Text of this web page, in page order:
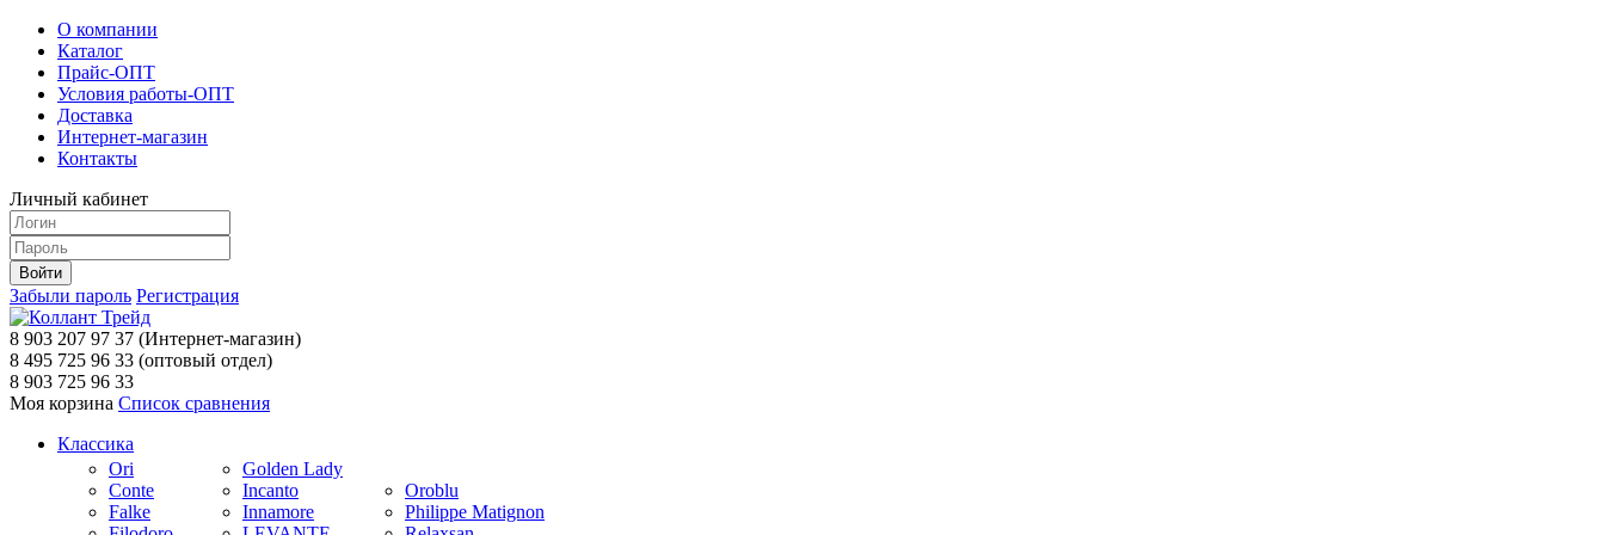
О компании
Каталог
Прайс-ОПТ
Условия работы-ОПТ
Доставка
Интернет-магазин
Контакты
Личный кабинет
Забыли пароль Регистрация
8 903 207 97 37 (Интернет-магазин)
8 495 725 96 33 (оптовый отдел)
8 903 725 96 33
Моя корзина Список сравнения
Классика
Ori
Conte
Falke
Golden Lady
Incanto
Innamore
Oroblu
Philippe Matignon